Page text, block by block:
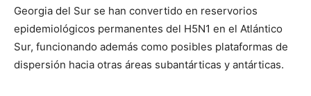
Georgia del Sur se han convertido en reservorios
epidemiológicos permanentes del H5N1 en el Atlántico
Sur, funcionando además como posibles plataformas de
dispersión hacia otras áreas subantárticas y antárticas.